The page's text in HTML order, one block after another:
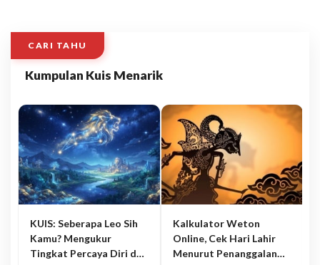
CARI TAHU
Kumpulan Kuis Menarik
KUIS: Seberapa Leo Sih
Kamu? Mengukur
Tingkat Percaya Diri dan
Kalkulator Weton
Online, Cek Hari Lahir
Menurut Penanggalan